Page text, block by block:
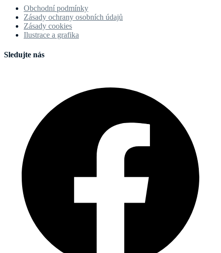
Obchodní podmínky
Zásady ochrany osobních údajů
Zásady cookies
Ilustrace a grafika
Sledujte nás